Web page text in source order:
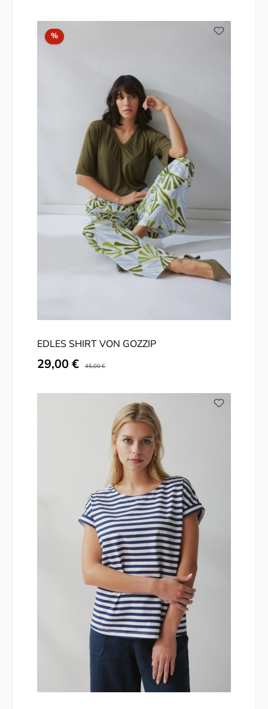
%Rabatt
EDLES SHIRT VON GOZZIP
Verkaufspreis:
29,00 € Regulärer Preis:
45,00 €